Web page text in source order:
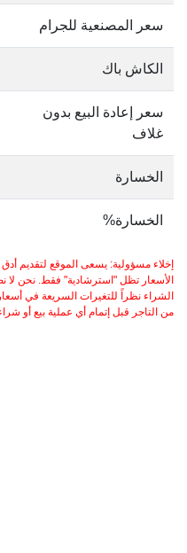
سعر المصنعية للجرام
الكاش باك
سعر إعادة البيع بدون
غلاف
الخسارة
الخسارة%
إخلاء مسؤولية: يسعى الموقع لتقديم
الأسعار تظل "استرشادية" فقط. نحن لا
الشراء نظراً للتغيرات السريعة في
من التاجر قبل إتمام أي عملية بيع أو